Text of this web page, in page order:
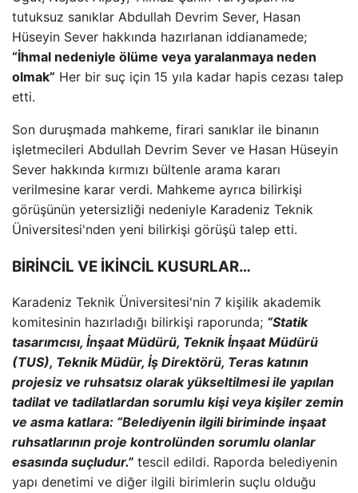
tutuksuz sanıklar Abdullah Devrim Sever, Hasan
Hüseyin Sever hakkında hazırlanan iddianamede;
“İhmal nedeniyle ölüme veya yaralanmaya neden
olmak” Her bir suç için 15 yıla kadar hapis cezası talep
etti.
Son duruşmada mahkeme, firari sanıklar ile binanın
işletmecileri Abdullah Devrim Sever ve Hasan Hüseyin
Sever hakkında kırmızı bültenle arama kararı
verilmesine karar verdi. Mahkeme ayrıca bilirkişi
görüşünün yetersizliği nedeniyle Karadeniz Teknik
Üniversitesi'nden yeni bilirkişi görüşü talep etti.
BİRİNCİL VE İKİNCİL KUSURLAR…
Karadeniz Teknik Üniversitesi'nin 7 kişilik akademik
komitesinin hazırladığı bilirkişi raporunda; “Statik
tasarımcısı, İnşaat Müdürü, Teknik İnşaat Müdürü
(TUS), Teknik Müdür, İş Direktörü, Teras katının
projesiz ve ruhsatsız olarak yükseltilmesi ile yapılan
tadilat ve tadilatlardan sorumlu kişi veya kişiler zemin
ve asma katlara: “Belediyenin ilgili biriminde inşaat
ruhsatlarının proje kontrolünden sorumlu olanlar
esasında suçludur.” tescil edildi. Raporda belediyenin
yapı denetimi ve diğer ilgili birimlerin suçlu olduğu